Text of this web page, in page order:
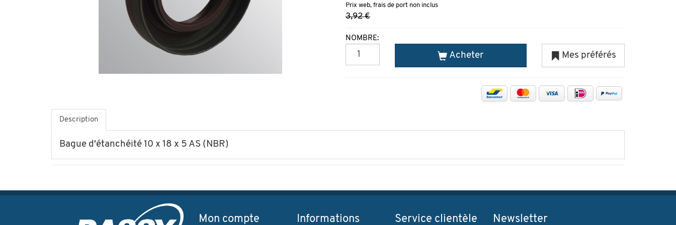
Prix web, frais de port non inclus
3,92 €
NOMBRE:
Acheter Mes préférés
Description
Bague d'étanchéité 10 x 18 x 5 AS (NBR)
Mon compte Informations Service clientèle Newsletter